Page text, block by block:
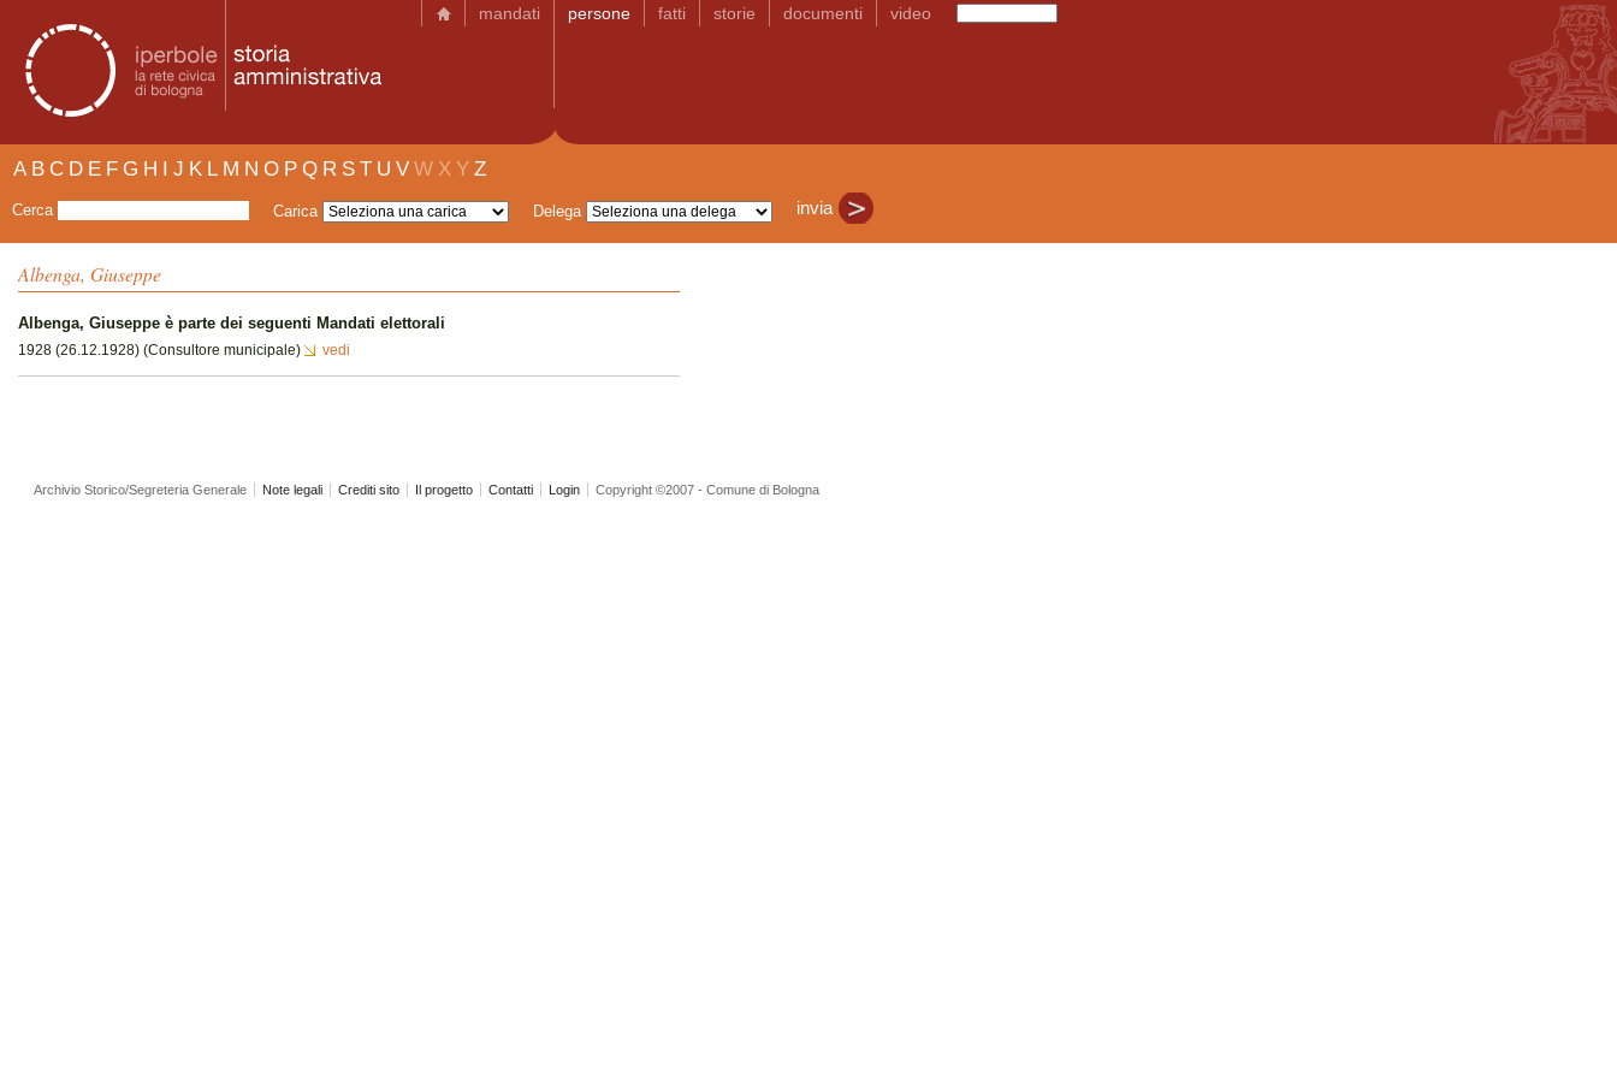
mandati persone fatti storie documenti video
A B C D E F G H I J K L M N O P Q R S T U V W X Y Z
Cerca Carica Delega
Albenga, Giuseppe
Albenga, Giuseppe è parte dei seguenti Mandati elettorali
1928 (26.12.1928) (Consultore municipale) vedi
Archivio Storico/Segreteria Generale Note legali Crediti sito Il progetto Contatti Login Copyright ©2007 - Comune di Bologna